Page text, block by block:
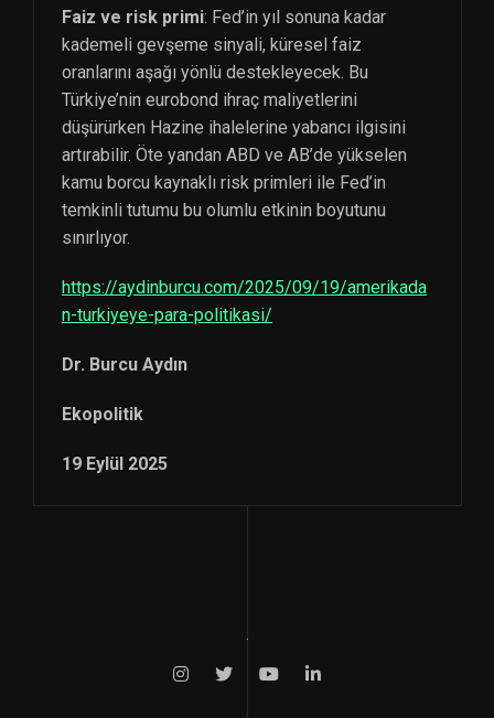
Faiz ve risk primi: Fed’in yıl sonuna kadar
kademeli gevşeme sinyali, küresel faiz
oranlarını aşağı yönlü destekleyecek. Bu
Türkiye’nin eurobond ihraç maliyetlerini
düşürürken Hazine ihalelerine yabancı ilgisini
artırabilir. Öte yandan ABD ve AB’de yükselen
kamu borcu kaynaklı risk primleri ile Fed’in
temkinli tutumu bu olumlu etkinin boyutunu
sınırlıyor.
https://aydinburcu.com/2025/09/19/amerikada
n-turkiyeye-para-politikasi/
Dr. Burcu Aydın
Ekopolitik
19 Eylül 2025